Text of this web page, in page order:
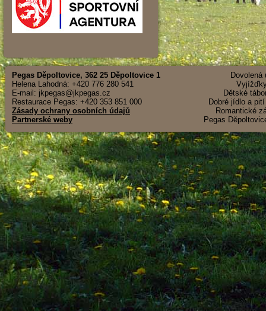
Pegas Děpoltovice, 362 25 Děpoltovice 1
Helena Lahodná: +420 776 280 541
E-mail: jkpegas@jkpegas.cz
Restaurace Pegas: +420 353 851 000
Zásady ochrany osobních údajů
Partnerské weby
Dětské
Dobré jídlo a
Romantické
Pegas